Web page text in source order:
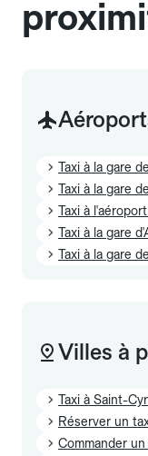
Taxi à la gare
Taxi à la gare
Taxi à
Taxi à la gare
Taxi à la gare
Villes à
Taxi à Saint-
Réserver un
Commander